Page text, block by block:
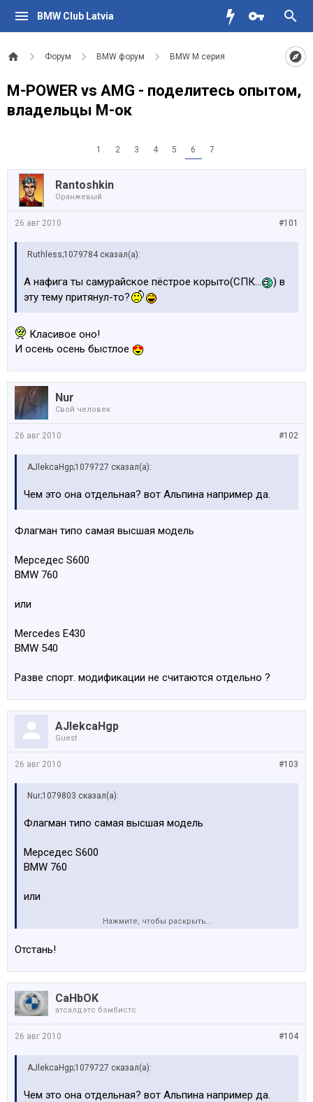
BMW Club Latvia
Форум BMW форум BMW M серия
M-POWER vs AMG - поделитесь опытом,
владельцы М-ок
1 2 3 4 5 6 7
Rantoshkin
Оранжевый
#101
26 авг 2010
Ruthless;1079784 сказал(а):
А нафига ты самурайское пёстрое корыто(СПК...
) в
эту тему притянул-то?
Класивое оно!
И осень осень быстлое
Nur
Свой человек
#102
26 авг 2010
AJlekcaHgp;1079727 сказал(а):
Чем это она отдельная? вот Альпина например да.
Флагман типо самая высшая модель
Мерседес S600
BMW 760
или
Mercedes E430
BMW 540
Разве спорт. модификации не считаются отдельно ?
AJlekcaHgp
Guest
#103
26 авг 2010
Nur;1079803 сказал(а):
Флагман типо самая высшая модель
Мерседес S600
BMW 760
или
Разве спорт. модификации не считаются отдельно ?
Нажмите, чтобы раскрыть...
Отстань!
CaHbOK
атсалдэтс бэмбистс
#104
26 авг 2010
AJlekcaHgp;1079727 сказал(а):
Чем это она отдельная? вот Альпина например да.